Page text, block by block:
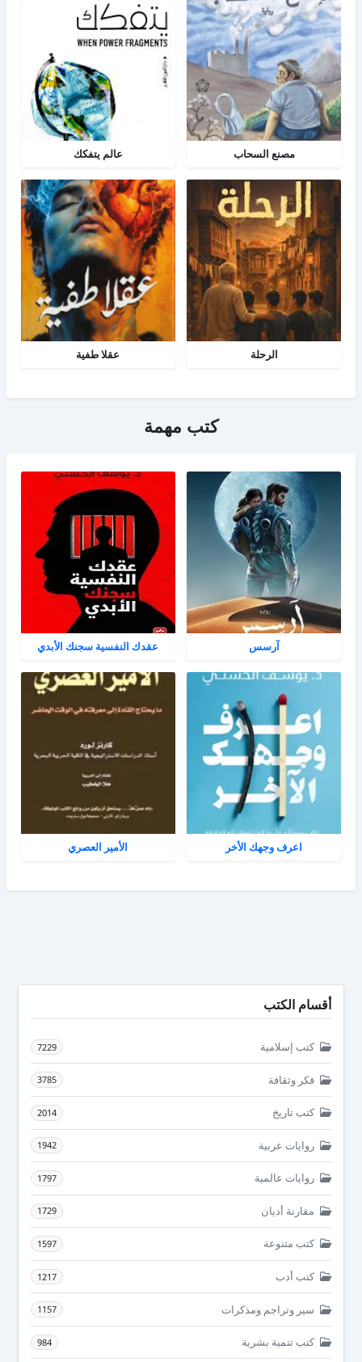
مصنع السحاب عالم يتفكك
الرحلة عقلا طفية
كتب مهمة
آرسس عقدك النفسية سجنك الأبدي
اعرف وجهك الأخر الأمير العصري
أقسام الكتب
كتب إسلامية 7229
فكر وثقافة 3785
كتب تاريخ 2014
روايات عربية 1942
روايات عالمية 1797
مقارنة أديان 1729
كتب متنوعة 1597
كتب أدب 1217
سير وتراجم ومذكرات 1157
كتب تنمية بشرية 984